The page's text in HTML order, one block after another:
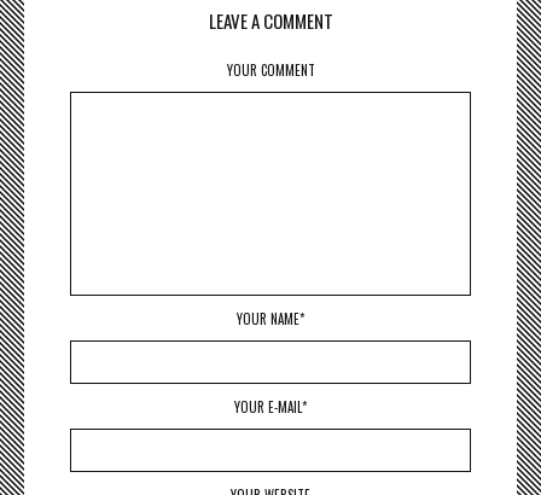
LEAVE A COMMENT
YOUR COMMENT
YOUR NAME*
YOUR E-MAIL*